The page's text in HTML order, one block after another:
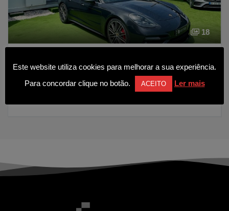
18
89 990€
Este website utiliza cookies para melhorar a sua experiência.
Para concordar clique no botão.
ACEITO Ler mais